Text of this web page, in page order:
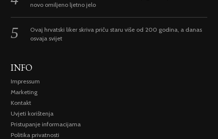
novo omiljeno ljetno jelo
Ovaj hrvatski liker skriva priču staru više od 200 godina, a danas
osvaja svijet
INFO
Impressum
Marketing
Kontakt
Uvjeti korištenja
Pristupanje informacijama
Politika privatnosti